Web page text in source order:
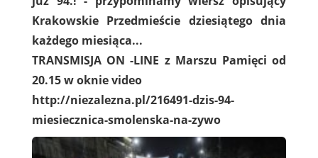
Krakowskie Przedmieście dziesiątego dnia
każdego miesiąca...
TRANSMISJA ON -LINE z Marszu Pamięci od
20.15 w oknie video
http://niezalezna.pl/216491-dzis-94-
miesiecznica-smolenska-na-zywo